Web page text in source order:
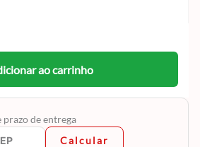
ao carrinho
de entrega
Calcular